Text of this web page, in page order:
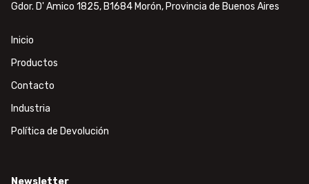
Gdor. D' Amico 1825, B1684 Morón, Provincia de Buenos Aires
Inicio
Productos
Contacto
Industria
Política de Devolución